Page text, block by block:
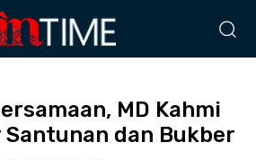
MD Kahmi
Santunan dan Bukber